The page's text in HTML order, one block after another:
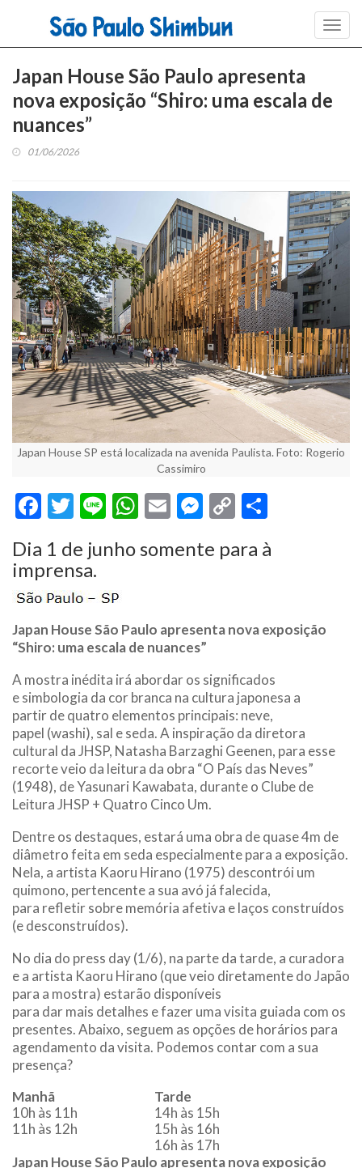
Japan House São Paulo apresenta
nova exposição “Shiro: uma escala de
nuances”
01/06/2026
Japan House SP está localizada na avenida Paulista. Foto: Rogerio
Cassimiro
Facebook
Twitter
LineWhatsApp
EmailMessenger
Copy
Dia 1 de junho somente para à
imprensa.
Japan House São Paulo apresenta nova exposição
“Shiro: uma escala de nuances”
A mostra inédita irá abordar os significados
e simbologia da cor branca na cultura japonesa a
partir de quatro elementos principais: neve,
papel (washi), sal e seda. A inspiração da diretora
cultural da JHSP, Natasha Barzaghi Geenen, para esse
recorte veio da leitura da obra “O País das Neves”
(1948), de Yasunari Kawabata, durante o Clube de
Leitura JHSP + Quatro Cinco Um.
Dentre os destaques, estará uma obra de quase 4m de
diâmetro feita em seda especialmente para a exposição.
Nela, a artista Kaoru Hirano (1975) descontrói um
quimono, pertencente a sua avó já falecida,
para refletir sobre memória afetiva e laços construídos
(e desconstruídos).
No dia do press day (1/6), na parte da tarde, a curadora
e a artista Kaoru Hirano (que veio diretamente do Japão
para a mostra) estarão disponíveis
para dar mais detalhes e fazer uma visita guiada com os
presentes. Abaixo, seguem as opções de horários para
agendamento da visita. Podemos contar com a sua
presença?
Manhã
Tarde
10h às 11h
14h às 15h
11h às 12h
15h às 16h
16h às 17h
Japan House São Paulo apresenta nova exposição